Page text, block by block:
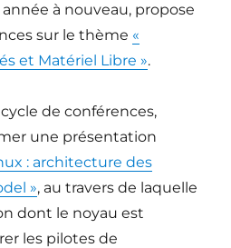
à nouveau, propose
sur le thème «
et Matériel Libre ».
de conférences,
une présentation
: architecture des
», au travers de laquelle
dont le noyau est
les pilotes de